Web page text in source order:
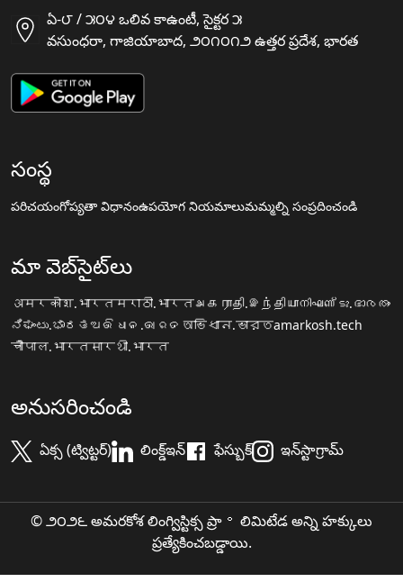
ఏ-౮ / ౫౦౪ ఒలివ కాఉంటీ, సైక్టర ౫
వసుంధరా, గాజియాబాద, ౨౦౧౦౧౨ ఉత్తర ప్రదేశ, భారత
సంస్థ
పరిచయంగోప్యతా విధానంఉపయోగ నియమాలుమమ్మల్ని సంప్రదించండి
మా వెబ్‌సైట్‌లు
अमरकोश.भारतमराठी.भारतஅகராதி.இந்தியாനിഘണ്ടു.ഭാരതം
ನಿಘಂಟು.ಭಾರತ ଅଭିଧାନ.ଭାରତ অভিধান.ভারতamarkosh.tech
चौपाल.भारतसारथी.भारत
అనుసరించండి
ఏక్స (ట్విట్టర్) లింక్డ్ఇన్ ఫేస్బుక్ ఇన్‌స్టాగ్రామ్
© ౨౦౨౬ అమరకోశ లింగ్విస్టిక్స ప్రా॰ లిమిటేడ అన్ని హక్కులు
ప్రత్యేకించబడ్డాయి.